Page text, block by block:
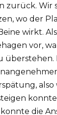
zurück. Wir
wo der
wirkt.
vor,
also
die